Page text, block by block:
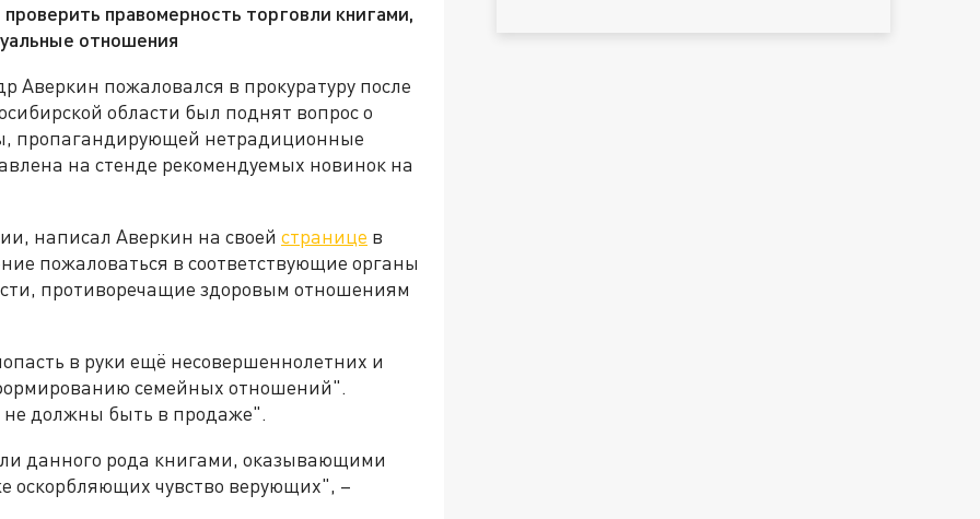
правомерность торговли книгами,
отношения
Аверкин пожаловался в прокуратуру после
области был поднят вопрос о
пропагандирующей нетрадиционные
на стенде рекомендуемых новинок на
написал Аверкин на своей странице в
пожаловаться в соответствующие органы
противоречащие здоровым отношениям
в руки ещё несовершеннолетних и
семейных отношений".
не должны быть в продаже".
данного рода книгами, оказывающими
оскорбляющих чувство верующих", –